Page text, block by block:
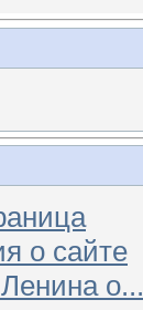
о сайте
о...